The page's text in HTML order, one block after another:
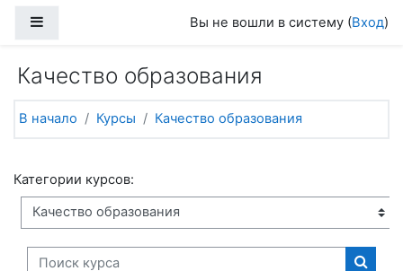
Вы не вошли в систему (Вход)
Качество образования
В начало Курсы Качество образования
Категории курсов:
Поиск курса